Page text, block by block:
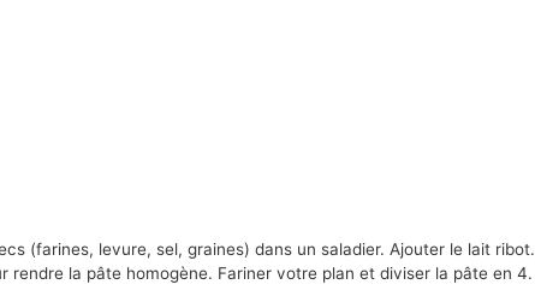
(farines, levure, sel, graines) dans un saladier. Ajouter le lait ribot.
rendre la pâte homogène. Fariner votre plan et diviser la pâte en 4.